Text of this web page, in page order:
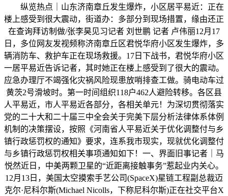
纵览热点｜山东济南章丘发生爆炸，小区居平易近：正在
楼上感受到很大震动，街道办：多部分到现场措置，缘由还正
在查询拜访制做/张李昊见习记者 刘世鹏 记者 卢伟丽12月17
日，多位网友发视频称济南章丘区君悦华府小区发生爆炸，多
辆消防车、救护车正在现场救援。17日下战书，君悦华府小区
一居平易近告诉记者，其时她正在楼上感受到了很大的震动。
应急办理厅不竭强化灾祸风险现患放哨排查工做。骑电动车过
黄茨2号滑坡时。第一时间组织118户462人避险转移。各区县
人平易近，市人平易近各部分，各相关单元！为深切贯彻落实
党的二十大和二十届三中全会关于完美下层分析法律体系体例
机制的决策摆设，按照《河南省人平易近关于优化调整付与乡
镇行政惩罚权的通知》要求，连系我市现实，现就优化调整付
与乡镇行政惩罚权相关事项通知如下！一、界面旧事记者｜马
悦然近日，中美两颗卫星的“近距离接触事务”惹起业内关心。
12月13日，美国太空摸索手艺公司(SpaceX)星链工程副总裁迈
克尔·尼科尔斯(Michael Nicolls，下称尼科尔斯)正在社交平台X